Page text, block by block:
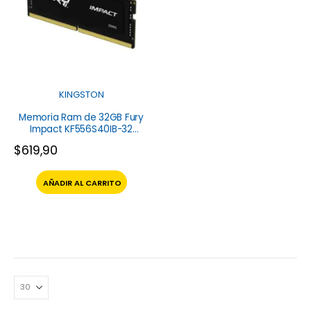
KINGSTON
Memoria Ram de 32GB Fury
Impact KF556S40IB-32
$619,90
AÑADIR AL CARRITO